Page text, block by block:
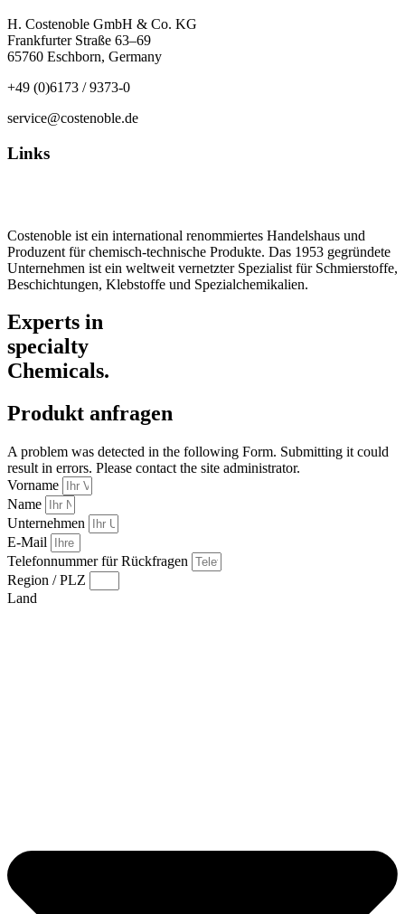
H. Costenoble GmbH & Co. KG
Frankfurter Straße 63–69
65760 Eschborn, Germany
+49 (0)6173 / 9373-0
service@costenoble.de
Links
Costenoble ist ein international renommiertes Handelshaus und
Produzent für chemisch-technische Produkte. Das 1953 gegründete
Unternehmen ist ein weltweit vernetzter Spezialist für Schmierstoffe,
Beschichtungen, Klebstoffe und Spezialchemikalien.
Experts in
specialty
Chemicals.
Produkt anfragen
A problem was detected in the following Form. Submitting it could
result in errors. Please contact the site administrator.
Vorname
Name
Unternehmen
E-Mail
Telefonnummer für Rückfragen
Region / PLZ
Land